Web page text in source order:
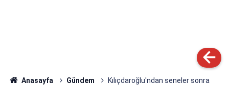
Anasayfa Gündem
Kılıçdaroğlu'ndan seneler sonra